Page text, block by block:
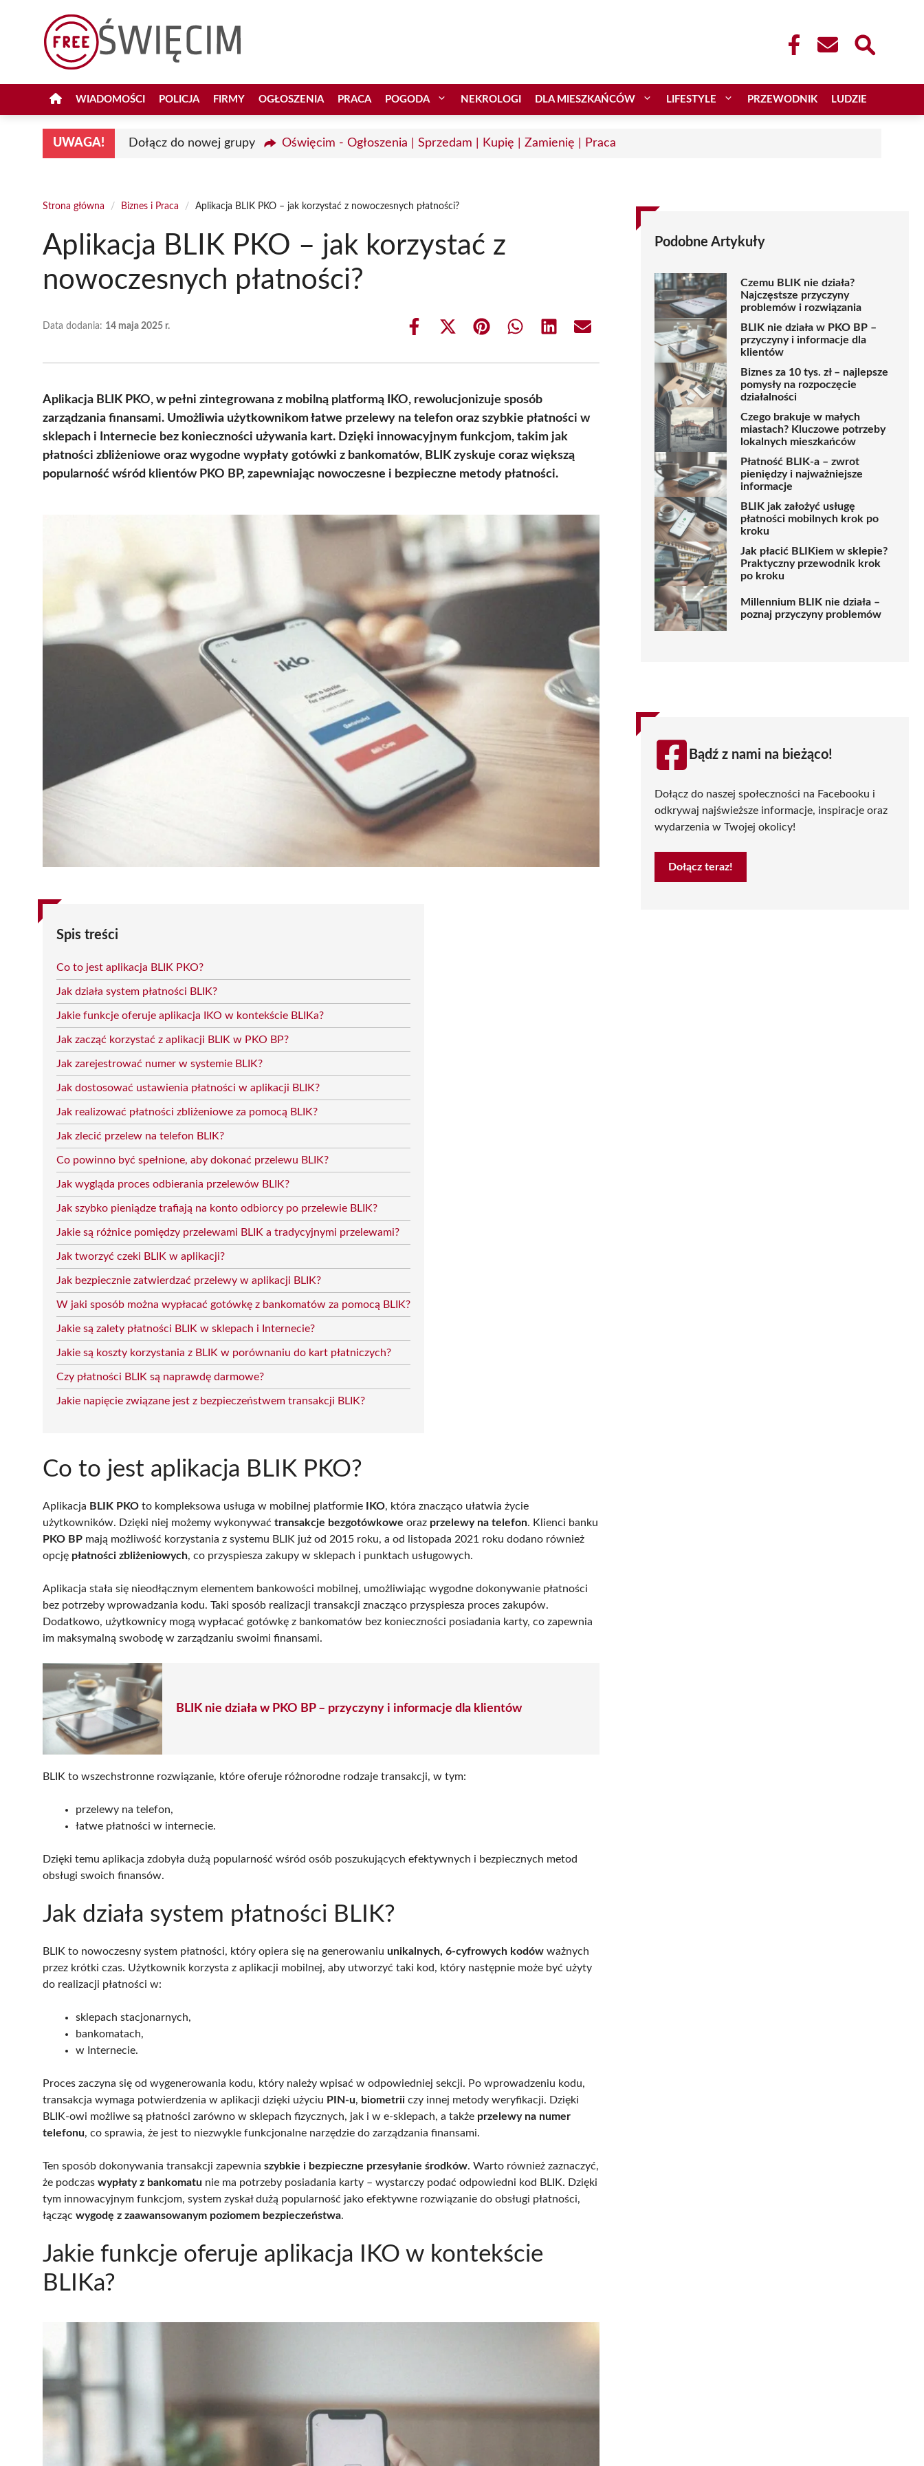
WIADOMOŚCI POLICJA FIRMY OGŁOSZENIA PRACA POGODA NEKROLOGI DLA MIESZKAŃCÓW LIFESTYLE PRZEWODNIK LUDZIE
UWAGA! Dołącz do nowej grupy Oświęcim - Ogłoszenia | Sprzedam | Kupię | Zamienię | Praca
Strona główna / Biznes i Praca / Aplikacja BLIK PKO – jak korzystać z nowoczesnych płatności?
Aplikacja BLIK PKO – jak korzystać z
nowoczesnych płatności?
Data dodania: 14 maja 2025 r.
Share
Share
(Twitter)
Share Share Share Share
Aplikacja BLIK PKO, w pełni zintegrowana z mobilną platformą IKO, rewolucjonizuje sposób
zarządzania finansami. Umożliwia użytkownikom łatwe przelewy na telefon oraz szybkie płatności w
sklepach i Internecie bez konieczności używania kart. Dzięki innowacyjnym funkcjom, takim jak
płatności zbliżeniowe oraz wygodne wypłaty gotówki z bankomatów, BLIK zyskuje coraz większą
popularność wśród klientów PKO BP, zapewniając nowoczesne i bezpieczne metody płatności.
Spis treści
Co to jest aplikacja BLIK PKO?
Jak działa system płatności BLIK?
Jakie funkcje oferuje aplikacja IKO w kontekście BLIKa?
Jak zacząć korzystać z aplikacji BLIK w PKO BP?
Jak zarejestrować numer w systemie BLIK?
Jak dostosować ustawienia płatności w aplikacji BLIK?
Jak realizować płatności zbliżeniowe za pomocą BLIK?
Jak zlecić przelew na telefon BLIK?
Co powinno być spełnione, aby dokonać przelewu BLIK?
Jak wygląda proces odbierania przelewów BLIK?
Jak szybko pieniądze trafiają na konto odbiorcy po przelewie BLIK?
Jakie są różnice pomiędzy przelewami BLIK a tradycyjnymi przelewami?
Jak tworzyć czeki BLIK w aplikacji?
Jak bezpiecznie zatwierdzać przelewy w aplikacji BLIK?
W jaki sposób można wypłacać gotówkę z bankomatów za pomocą BLIK?
Jakie są zalety płatności BLIK w sklepach i Internecie?
Jakie są koszty korzystania z BLIK w porównaniu do kart płatniczych?
Czy płatności BLIK są naprawdę darmowe?
Jakie napięcie związane jest z bezpieczeństwem transakcji BLIK?
Co to jest aplikacja BLIK PKO?
Aplikacja BLIK PKO to kompleksowa usługa w mobilnej platformie IKO, która znacząco ułatwia życie
użytkowników. Dzięki niej możemy wykonywać transakcje bezgotówkowe oraz przelewy na telefon. Klienci banku
PKO BP mają możliwość korzystania z systemu BLIK już od 2015 roku, a od listopada 2021 roku dodano również
opcję płatności zbliżeniowych, co przyspiesza zakupy w sklepach i punktach usługowych.
Aplikacja stała się nieodłącznym elementem bankowości mobilnej, umożliwiając wygodne dokonywanie płatności
bez potrzeby wprowadzania kodu. Taki sposób realizacji transakcji znacząco przyspiesza proces zakupów.
Dodatkowo, użytkownicy mogą wypłacać gotówkę z bankomatów bez konieczności posiadania karty, co zapewnia
im maksymalną swobodę w zarządzaniu swoimi finansami.
BLIK nie działa w PKO BP – przyczyny i informacje dla klientów
BLIK to wszechstronne rozwiązanie, które oferuje różnorodne rodzaje transakcji, w tym:
przelewy na telefon,
łatwe płatności w internecie.
Dzięki temu aplikacja zdobyła dużą popularność wśród osób poszukujących efektywnych i bezpiecznych metod
obsługi swoich finansów.
Jak działa system płatności BLIK?
BLIK to nowoczesny system płatności, który opiera się na generowaniu unikalnych, 6-cyfrowych kodów ważnych
przez krótki czas. Użytkownik korzysta z aplikacji mobilnej, aby utworzyć taki kod, który następnie może być użyty
do realizacji płatności w:
sklepach stacjonarnych,
bankomatach,
w Internecie.
Proces zaczyna się od wygenerowania kodu, który należy wpisać w odpowiedniej sekcji. Po wprowadzeniu kodu,
transakcja wymaga potwierdzenia w aplikacji dzięki użyciu PIN-u, biometrii czy innej metody weryfikacji. Dzięki
BLIK-owi możliwe są płatności zarówno w sklepach fizycznych, jak i w e-sklepach, a także przelewy na numer
telefonu, co sprawia, że jest to niezwykle funkcjonalne narzędzie do zarządzania finansami.
Ten sposób dokonywania transakcji zapewnia szybkie i bezpieczne przesyłanie środków. Warto również zaznaczyć,
że podczas wypłaty z bankomatu nie ma potrzeby posiadania karty – wystarczy podać odpowiedni kod BLIK. Dzięki
tym innowacyjnym funkcjom, system zyskał dużą popularność jako efektywne rozwiązanie do obsługi płatności,
łącząc wygodę z zaawansowanym poziomem bezpieczeństwa.
Jakie funkcje oferuje aplikacja IKO w kontekście
BLIKa?
Podobne Artykuły
Czemu BLIK nie działa?
Najczęstsze przyczyny
problemów i rozwiązania
BLIK nie działa w PKO BP –
przyczyny i informacje dla
klientów
Biznes za 10 tys. zł – najlepsze
pomysły na rozpoczęcie
działalności
Czego brakuje w małych
miastach? Kluczowe potrzeby
lokalnych mieszkańców
Płatność BLIK-a – zwrot
pieniędzy i najważniejsze
informacje
BLIK jak założyć usługę
płatności mobilnych krok po
kroku
Jak płacić BLIKiem w sklepie?
Praktyczny przewodnik krok
po kroku
Millennium BLIK nie działa –
poznaj przyczyny problemów
Bądź z nami na bieżąco!
Dołącz do naszej społeczności na Facebooku i
odkrywaj najświeższe informacje, inspiracje oraz
wydarzenia w Twojej okolicy!
Dołącz teraz!